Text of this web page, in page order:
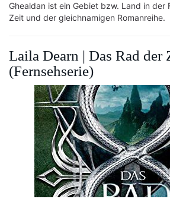
Ghealdan ist ein Gebiet bzw. Land in der
Zeit und der gleichnamigen Romanreihe.
Laila Dearn | Das Rad der
(Fernsehserie)